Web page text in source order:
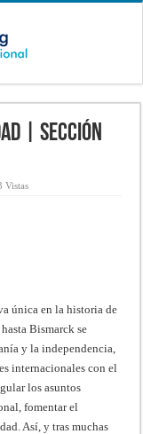
| Sección
Vistas
única en la historia de
Bismarck se
y la independencia,
internacionales con el
los asuntos
fomentar el
Así, y tras muchas